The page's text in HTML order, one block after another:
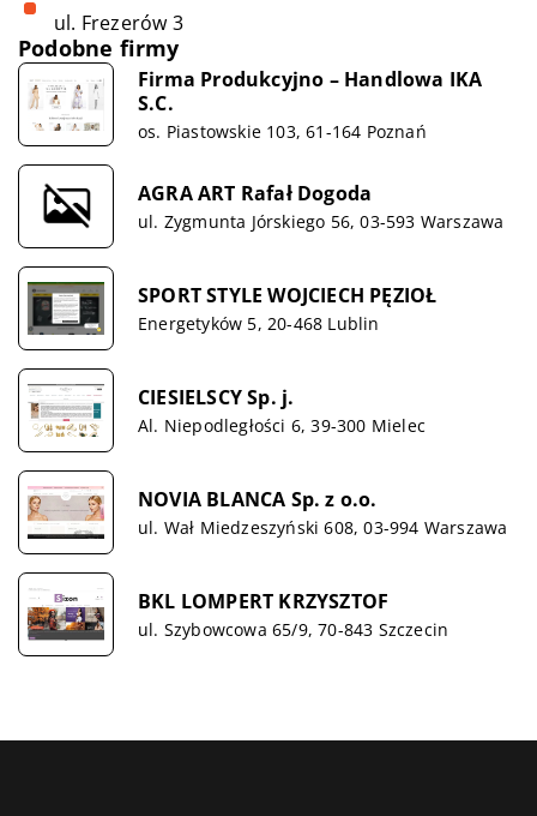
ul. Frezerów 3
Podobne firmy
Firma Produkcyjno – Handlowa IKA
S.C.
os. Piastowskie 103, 61-164 Poznań
AGRA ART Rafał Dogoda
ul. Zygmunta Jórskiego 56, 03-593 Warszawa
SPORT STYLE WOJCIECH PĘZIOŁ
Energetyków 5, 20-468 Lublin
CIESIELSCY Sp. j.
Al. Niepodległości 6, 39-300 Mielec
NOVIA BLANCA Sp. z o.o.
ul. Wał Miedzeszyński 608, 03-994 Warszawa
BKL LOMPERT KRZYSZTOF
ul. Szybowcowa 65/9, 70-843 Szczecin